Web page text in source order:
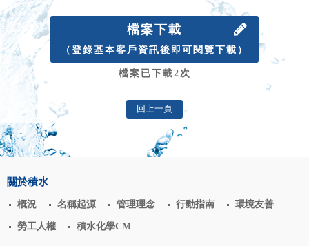
檔案下載
（登錄基本客戶資訊後即可閱覽下載）
檔案已下載2次
回上一頁
關於積水
概況 名稱起源 管理理念 行動指南 環境友善
勞工人權 積水化學CM